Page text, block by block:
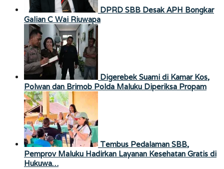
DPRD SBB Desak APH Bongkar
Galian C Wai Riuwapa
Digerebek Suami di Kamar Kos,
Polwan dan Brimob Polda Maluku Diperiksa Propam
Tembus Pedalaman SBB,
Pemprov Maluku Hadirkan Layanan Kesehatan Gratis di
Hukuwa…